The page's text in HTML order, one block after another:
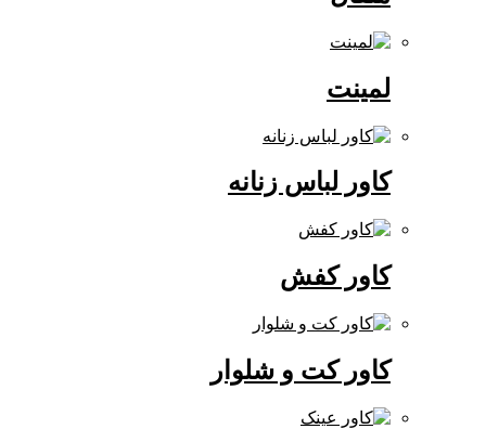
کاور لباس زنانه
کاور کفش
کاور کت و شلوار